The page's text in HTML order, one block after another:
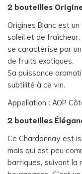
2 bouteilles
Origines Blanc est
soleil et de
se caractérise par
de fruits exotiques.
Sa puissance
subtilité à ce vin.
Appellation : AOP
2 bouteilles
Ce Chardonnay est
mais qui est peu
barriques, suivant la